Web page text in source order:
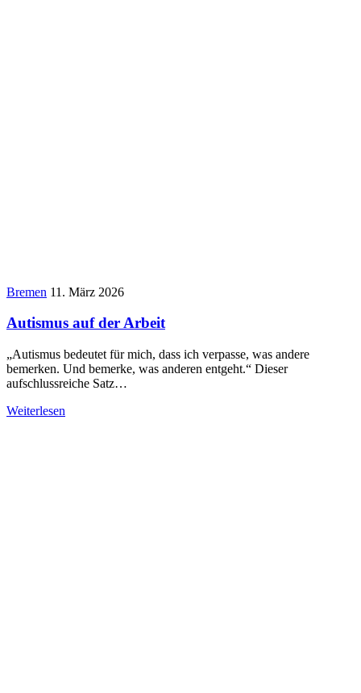
Bremen 11. März 2026
Autismus auf der Arbeit
„Autismus bedeutet für mich, dass ich verpasse, was andere
bemerken. Und bemerke, was anderen entgeht.“ Dieser
aufschlussreiche Satz…
Weiterlesen